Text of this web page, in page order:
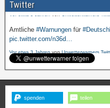
Twitter
Vor etwa 3 Jahren
pic.twitter.com/n36d…
spenden teilen